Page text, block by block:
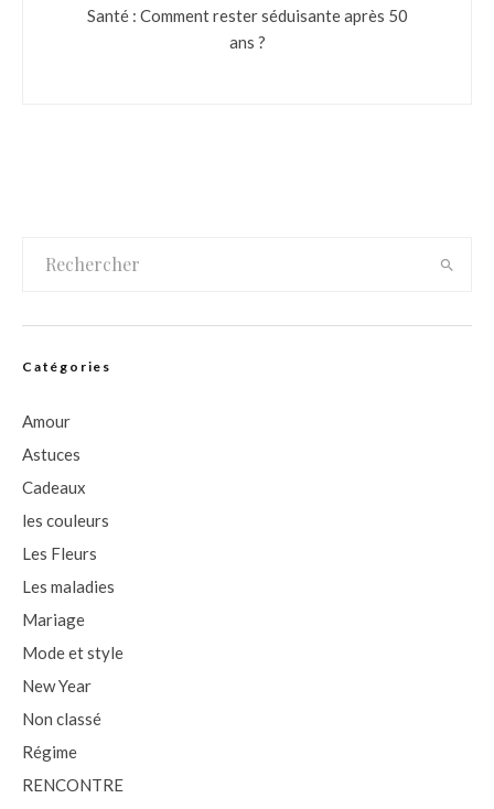
Santé : Comment rester séduisante après 50
ans ?
Catégories
Amour
Astuces
Cadeaux
les couleurs
Les Fleurs
Les maladies
Mariage
Mode et style
New Year
Non classé
Régime
RENCONTRE